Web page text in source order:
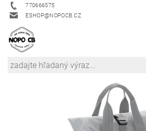
770666575
ESHOP@NOPOCB.CZ